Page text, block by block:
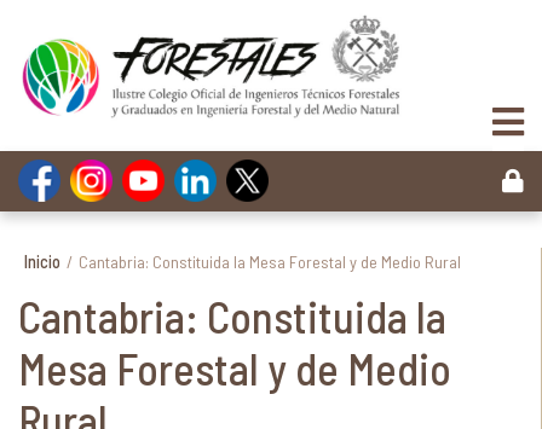
Inicio / Cantabria: Constituida la Mesa Forestal y de Medio Rural
Cantabria: Constituida la
Mesa Forestal y de Medio